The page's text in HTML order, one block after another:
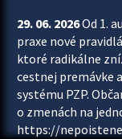
29. 06. 2026Od 1.
praxe nové
ktoré radikálne
cestnej premávke
systému PZP.
o zmenách na
https://